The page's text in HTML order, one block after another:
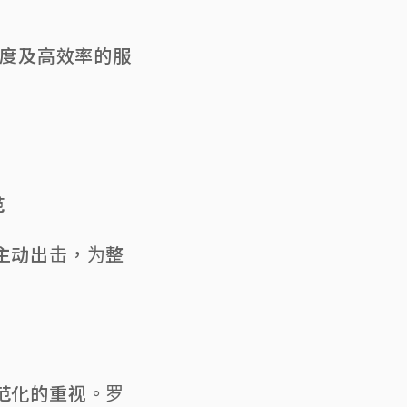
及高效率的服
动出击，为整
化的重视。罗